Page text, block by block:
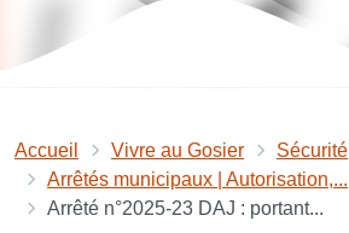
Accueil Vivre au Gosier
Sécurité
Arrêtés municipaux | Autorisation,...
Arrêté n°2025-23 DAJ : portant...